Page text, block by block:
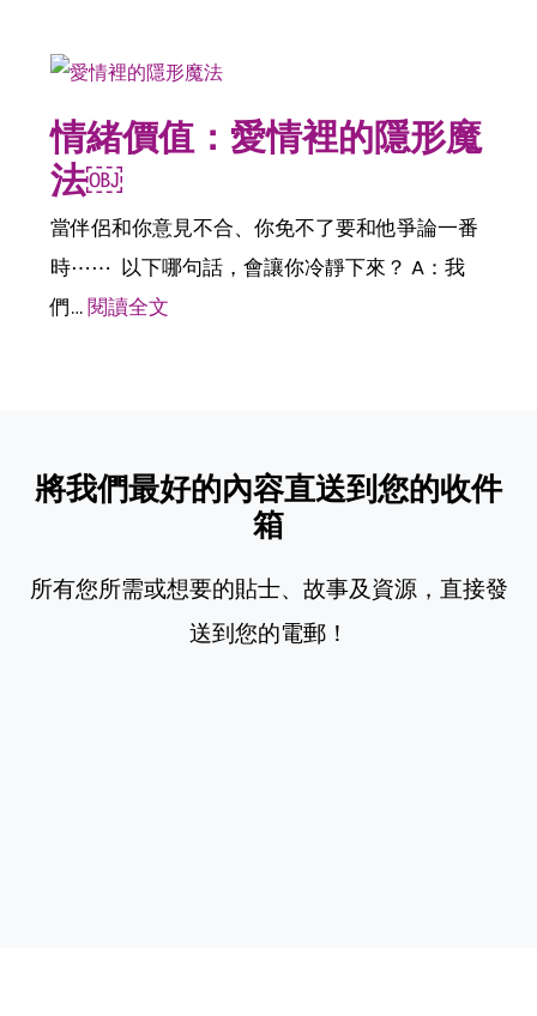
情緒價值：愛情裡的隱形魔
法￼
當伴侶和你意見不合、你免不了要和他爭論一番
時⋯⋯ 以下哪句話，會讓你冷靜下來？ A：我
們…閱讀全文
將我們最好的內容直送到您的收件
箱
所有您所需或想要的貼士、故事及資源，直接發
送到您的電郵！